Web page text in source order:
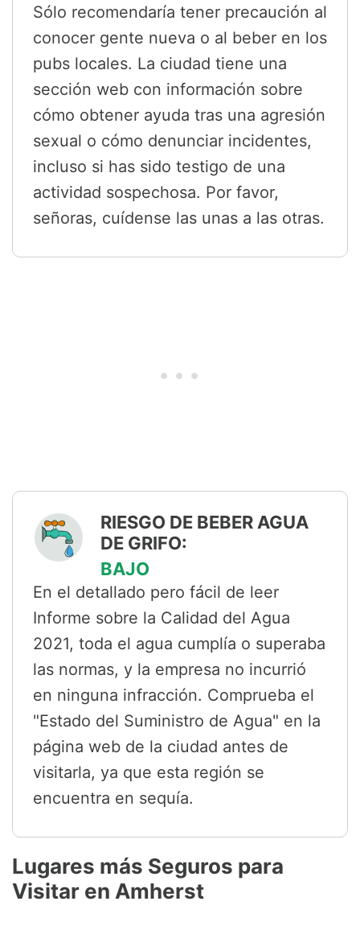
Sólo recomendaría tener precaución al
conocer gente nueva o al beber en los
pubs locales. La ciudad tiene una
sección web con información sobre
cómo obtener ayuda tras una agresión
sexual o cómo denunciar incidentes,
incluso si has sido testigo de una
actividad sospechosa. Por favor,
señoras, cuídense las unas a las otras.
RIESGO DE BEBER AGUA
DE GRIFO:
BAJO
En el detallado pero fácil de leer
Informe sobre la Calidad del Agua
2021, toda el agua cumplía o superaba
las normas, y la empresa no incurrió
en ninguna infracción. Comprueba el
"Estado del Suministro de Agua" en la
página web de la ciudad antes de
visitarla, ya que esta región se
encuentra en sequía.
Lugares más Seguros para
Visitar en Amherst